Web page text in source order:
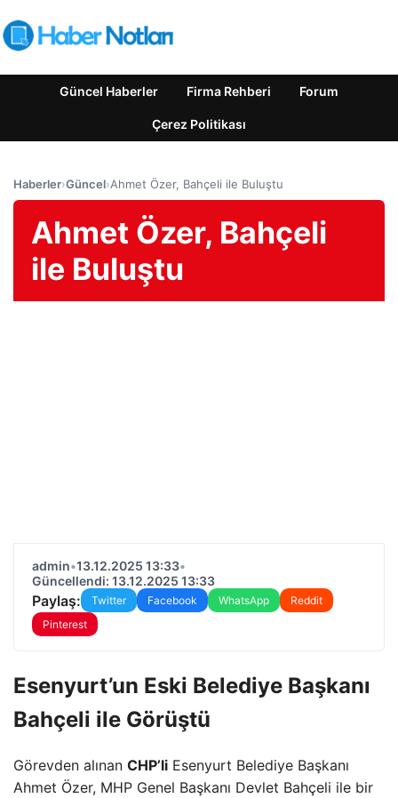
Güncel Haberler Firma Rehberi Forum
Çerez Politikası
Haberler›Güncel›Ahmet Özer, Bahçeli ile Buluştu
Ahmet Özer, Bahçeli
ile Buluştu
admin•13.12.2025 13:33•
Güncellendi: 13.12.2025 13:33
Paylaş: Twitter Facebook WhatsApp
Reddit
Pinterest
Esenyurt’un Eski Belediye Başkanı
Bahçeli ile Görüştü
Görevden alınan CHP’li Esenyurt Belediye Başkanı
Ahmet Özer, MHP Genel Başkanı Devlet Bahçeli ile bir